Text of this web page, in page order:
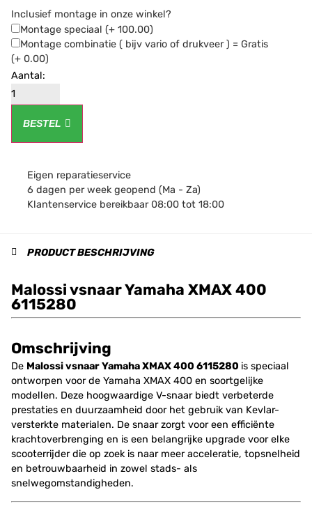
Inclusief montage in onze winkel?
Montage speciaal (+ 100.00)
Montage combinatie ( bijv vario of drukveer ) = Gratis
(+ 0.00)
BESTEL
Eigen reparatieservice
6 dagen per week geopend (Ma - Za)
Klantenservice bereikbaar 08:00 tot 18:00
PRODUCT BESCHRIJVING
Malossi vsnaar Yamaha XMAX 400
6115280
Omschrijving
De Malossi vsnaar Yamaha XMAX 400 6115280 is speciaal
ontworpen voor de Yamaha XMAX 400 en soortgelijke
modellen. Deze hoogwaardige V-snaar biedt verbeterde
prestaties en duurzaamheid door het gebruik van Kevlar-
versterkte materialen. De snaar zorgt voor een efficiënte
krachtoverbrenging en is een belangrijke upgrade voor elke
scooterrijder die op zoek is naar meer acceleratie, topsnelheid
en betrouwbaarheid in zowel stads- als
snelwegomstandigheden.